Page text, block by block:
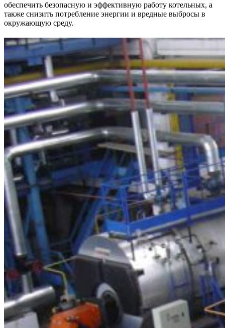
обеспечить безопасную и эффективную работу котельных, а
также снизить потребление энергии и вредные выбросы в
окружающую среду.